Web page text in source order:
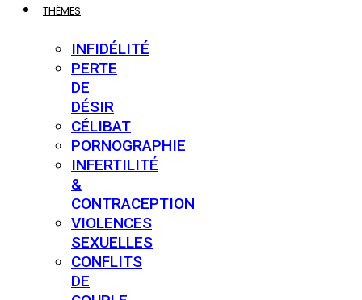
THÈMES
INFIDÉLITÉ
PERTE
DE
DÉSIR
CÉLIBAT
PORNOGRAPHIE
INFERTILITÉ
&
CONTRACEPTION
VIOLENCES
SEXUELLES
CONFLITS
DE